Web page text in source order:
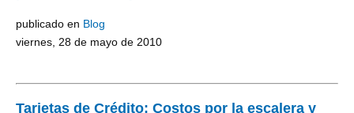
publicado en Blog
viernes, 28 de mayo de 2010
Tarjetas de Crédito: Costos por la escalera y